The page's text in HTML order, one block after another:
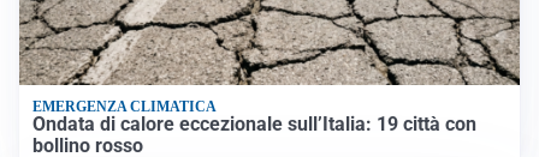
EMERGENZA CLIMATICA
Ondata di calore eccezionale sull’Italia: 19 città con
bollino rosso